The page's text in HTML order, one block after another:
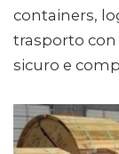
containers,
trasporto
sicuro e